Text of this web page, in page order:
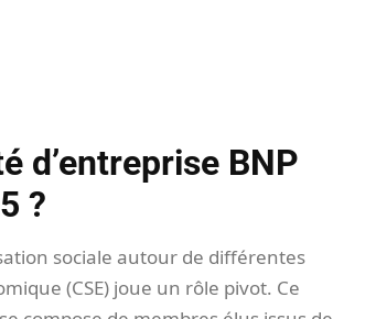
d’entreprise BNP
?
sociale autour de différentes
(CSE) joue un rôle pivot. Ce